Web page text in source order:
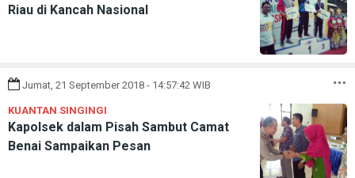
Riau di Kancah Nasional
Jumat, 21 September 2018 - 14:57:42 WIB
KUANTAN SINGINGI
Kapolsek dalam Pisah Sambut Camat
Benai Sampaikan Pesan